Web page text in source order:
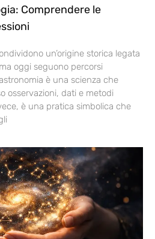
Comprendere le
un’origine storica legata
oggi seguono percorsi
è una scienza che
osservazioni, dati e metodi
è una pratica simbolica che